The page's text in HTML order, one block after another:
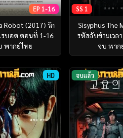
EP 1-16
Robot (2017) รัก
รบอต ตอนที่ 1-16
พากย์ไทย
SS 1
Sisyphus The
รหัสลับข้ามเวล
จบ พาก
HD จบแล้ว